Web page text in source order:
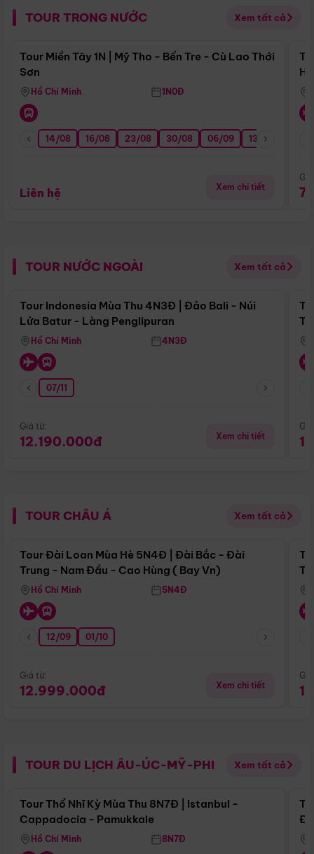
TOUR TRONG NƯỚC Xem tất cả
Điểm nổi bật
Tour Miền Tây 1N | Mỹ Tho - Bến Tre - Cù Lao Thới
Sơn
Hồ Chí Minh 1N0Đ
14/08 16/08 23/08 30/08 06/09 13/09
Liên hệ Xem chi tiết
TOUR NƯỚC NGOÀI Xem tất cả
Điểm nổi bật
Tour Indonesia Mùa Thu 4N3Đ | Đảo Bali - Núi
Lửa Batur - Làng Penglipuran
Hồ Chí Minh 4N3Đ
07/11
Giá từ:
12.190.000đ Xem chi tiết
TOUR CHÂU Á Xem tất cả
Điểm nổi bật
Tour Đài Loan Mùa Hè 5N4Đ | Đài Bắc - Đài
Trung - Nam Đầu - Cao Hùng ( Bay Vn)
Hồ Chí Minh 5N4Đ
12/09 01/10
Giá từ:
12.999.000đ Xem chi tiết
TOUR DU LỊCH ÂU-ÚC-MỸ-PHI Xem tất cả
Điểm nổi bật
Tour Thổ Nhĩ Kỳ Mùa Thu 8N7Đ | Istanbul -
Cappadocia - Pamukkale
Hồ Chí Minh 8N7Đ